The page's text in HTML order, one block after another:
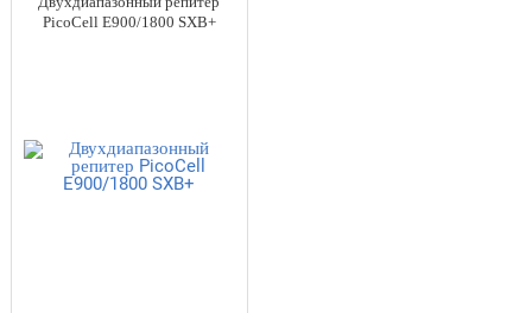
PicoCell E900/1800 SXB+